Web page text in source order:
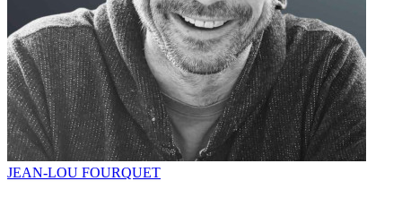
JEAN-LOU FOURQUET